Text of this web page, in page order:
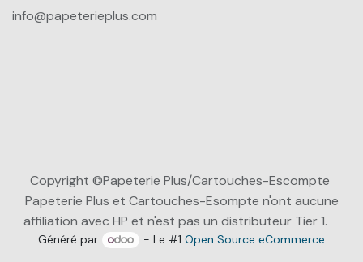
info@papeterieplus.com
Copyright ©Papeterie Plus/Cartouches-Escompte
Papeterie Plus et Cartouches-Esompte n'ont aucune
affiliation avec HP et n'est pas un distributeur Tier 1.
Généré par - Le #1Open Source eCommerce